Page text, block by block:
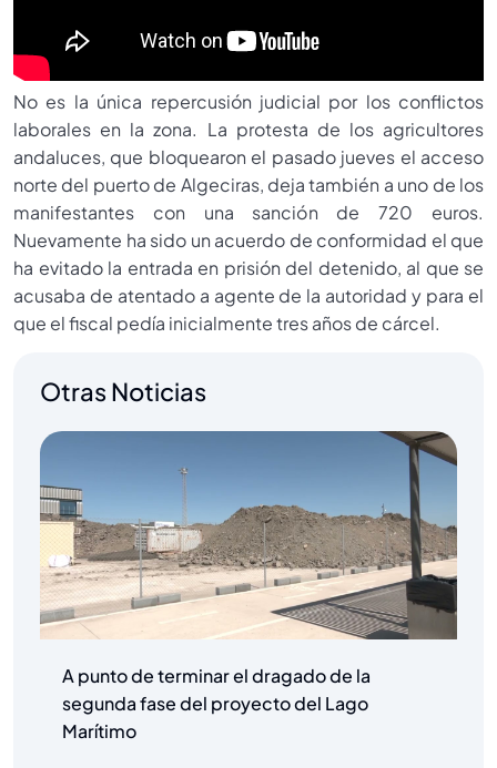
No es la única repercusión judicial por los conflictos
laborales en la zona. La protesta de los agricultores
andaluces, que bloquearon el pasado jueves el acceso
norte del puerto de Algeciras, deja también a uno de los
manifestantes con una sanción de 720 euros.
Nuevamente ha sido un acuerdo de conformidad el que
ha evitado la entrada en prisión del detenido, al que se
acusaba de atentado a agente de la autoridad y para el
que el fiscal pedía inicialmente tres años de cárcel.
Otras Noticias
A punto de terminar el dragado de la
segunda fase del proyecto del Lago
Marítimo